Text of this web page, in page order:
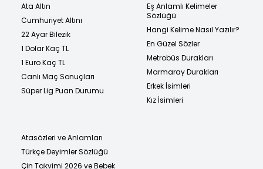
Ata Altın
Cumhuriyet Altını
22 Ayar Bilezik
1 Dolar Kaç TL
1 Euro Kaç TL
Canlı Maç Sonuçları
Süper Lig Puan Durumu
Eş Anlamlı Kelimeler
Sözlüğü
Hangi Kelime Nasıl Yazılır?
En Güzel Sözler
Metrobüs Durakları
Marmaray Durakları
Erkek İsimleri
Kız İsimleri
Atasözleri ve Anlamları
Türkçe Deyimler Sözlüğü
Çin Takvimi 2026 ve Bebek